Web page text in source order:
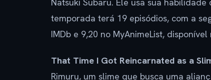
temporada terá 19 episódios, com a
IMDb e 9,20 no MyAnimeList,
That Time I Got Reincarnated as a
Rimuru, um slime que busca uma